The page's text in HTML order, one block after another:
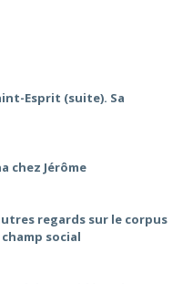
Esprit (suite). Sa
chez Jérôme
regards sur le corpus
social